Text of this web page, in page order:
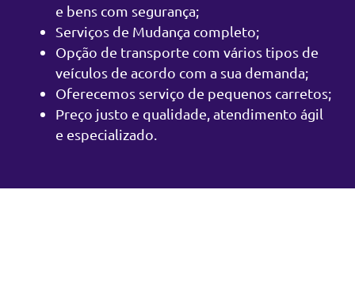
e bens com segurança;
Serviços de Mudança completo;
Opção de transporte com vários tipos de
veículos de acordo com a sua demanda;
Oferecemos serviço de pequenos carretos;
Preço justo e qualidade, atendimento ágil
e especializado.